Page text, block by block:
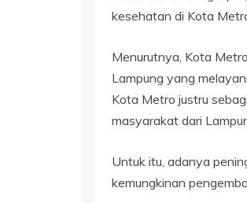
kesehatan di Kota
Menurutnya, Kota
Lampung yang
Kota Metro justru
masyarakat dari
Untuk itu, adanya
kemungkinan